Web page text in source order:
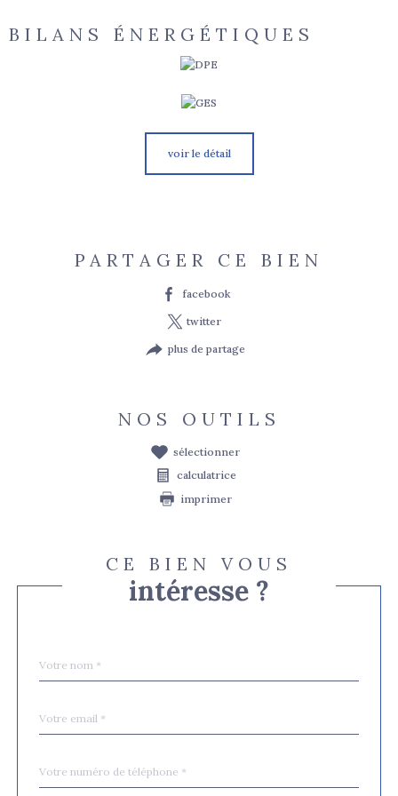
BILANS ÉNERGÉTIQUES
voir le détail
PARTAGER CE BIEN
facebook
twitter
plus de partage
NOS OUTILS
sélectionner
calculatrice
imprimer
CE BIEN VOUS
intéresse ?
par
*
*
*